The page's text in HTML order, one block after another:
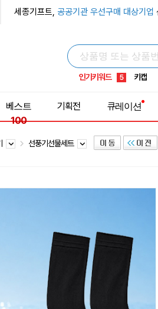
세종기프트, 공공기관 우선구매 대상기업
인기키워드
1 선풍기
4 보온보
5 키캡
7 텀블러
9 넥쿨러
베스트
100
기획전 큐레이션
선풍기선물세트